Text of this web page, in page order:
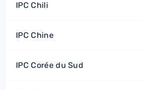
IPC Chili
IPC Chine
IPC Corée du Sud